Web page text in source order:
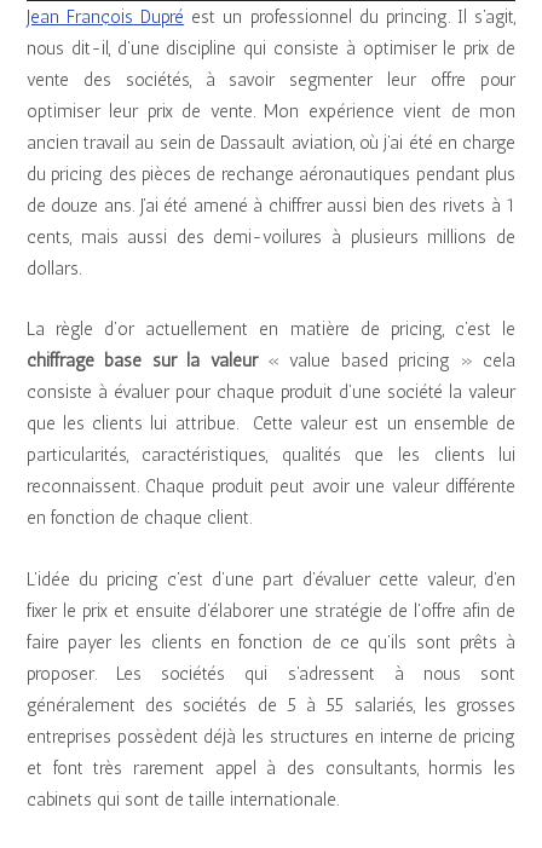
e
c
t
e
u
r
a
u
d
o
Jean François Dupré est un professionnel du princing. Il s’agit,
nous dit-il, d’une discipline qui consiste à optimiser le prix de
vente des sociétés, à savoir segmenter leur offre pour
optimiser leur prix de vente. Mon expérience vient de mon
ancien travail au sein de Dassault aviation, où j’ai été en charge
du pricing des pièces de rechange aéronautiques pendant plus
de douze ans. J’ai été amené à chiffrer aussi bien des rivets à 1
cents, mais aussi des demi-voilures à plusieurs millions de
dollars.
La règle d’or actuellement en matière de pricing, c’est le
chiffrage basé sur la valeur« value based pricing » cela
consiste à évaluer pour chaque produit d’une société la valeur
que les clients lui attribue. Cette valeur est un ensemble de
particularités, caractéristiques, qualités que les clients lui
reconnaissent. Chaque produit peut avoir une valeur différente
en fonction de chaque client.
L’idée du pricing c’est d’une part d’évaluer cette valeur, d’en
fixer le prix et ensuite d’élaborer une stratégie de l’offre afin de
faire payer les clients en fonction de ce qu’ils sont prêts à
proposer. Les sociétés qui s’adressent à nous sont
généralement des sociétés de 5 à 55 salariés, les grosses
entreprises possèdent déjà les structures en interne de pricing
et font très rarement appel à des consultants, hormis les
cabinets qui sont de taille internationale.